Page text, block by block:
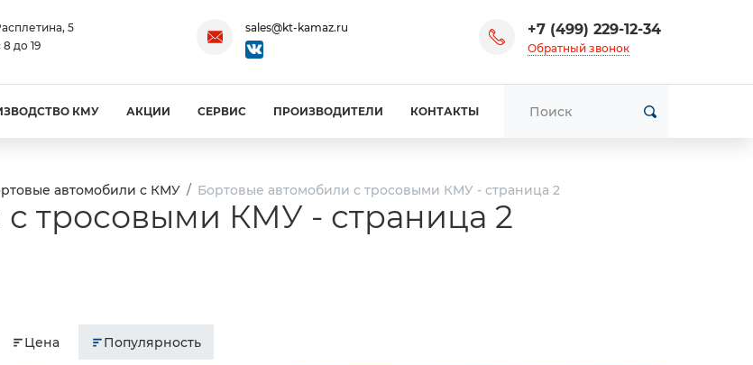
5
до 19
sales@kt-kamaz.ru +7 (499) 229-12-34
Обратный звонок
КМУ АКЦИИ СЕРВИС ПРОИЗВОДИТЕЛИ КОНТАКТЫ
автомобили с КМУ Бортовые автомобили с тросовыми КМУ - страница 2
тросовыми КМУ - страница 2
Цена Популярность